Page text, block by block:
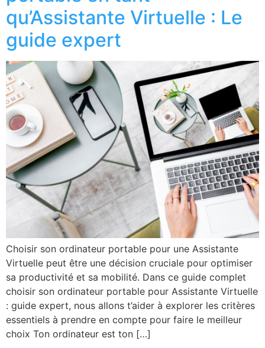
qu’Assistante Virtuelle : Le
guide expert
Choisir son ordinateur portable pour une Assistante
Virtuelle peut être une décision cruciale pour optimiser
sa productivité et sa mobilité. Dans ce guide complet
choisir son ordinateur portable pour Assistante Virtuelle
: guide expert, nous allons t’aider à explorer les critères
essentiels à prendre en compte pour faire le meilleur
choix Ton ordinateur est ton […]